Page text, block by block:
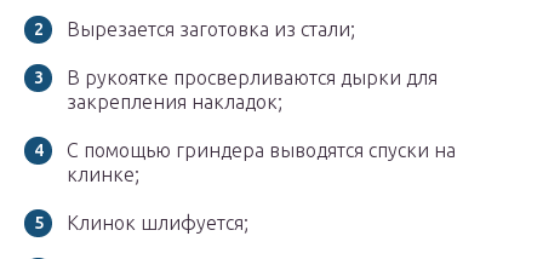
Вырезается заготовка из стали;
В рукоятке просверливаются дырки для
закрепления накладок;
С помощью гриндера выводятся спуски на
клинке;
Клинок шлифуется;